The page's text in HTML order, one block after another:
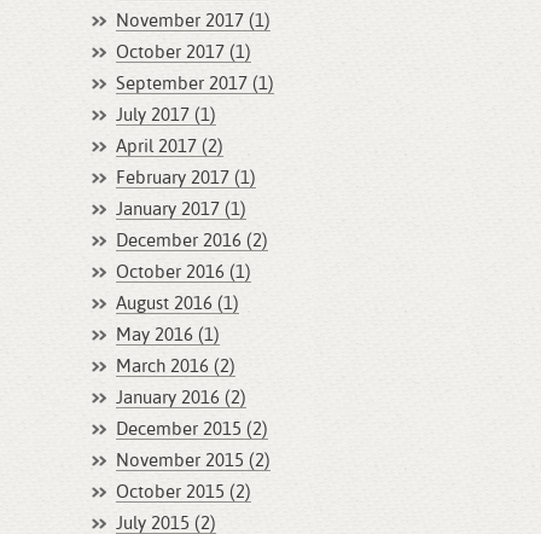
November 2017 (1)
October 2017 (1)
September 2017 (1)
July 2017 (1)
April 2017 (2)
February 2017 (1)
January 2017 (1)
December 2016 (2)
October 2016 (1)
August 2016 (1)
May 2016 (1)
March 2016 (2)
January 2016 (2)
December 2015 (2)
November 2015 (2)
October 2015 (2)
July 2015 (2)